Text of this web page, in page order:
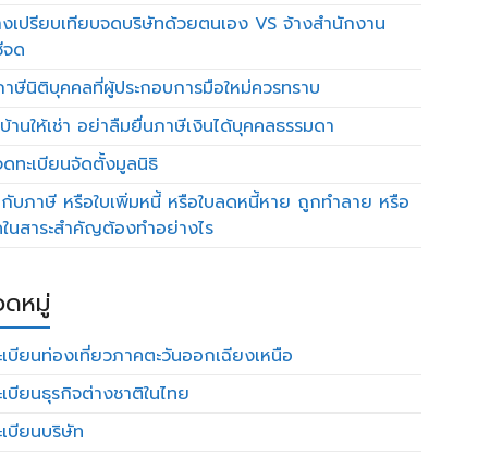
งเปรียบเทียบจดบริษัทด้วยตนเอง VS จ้างสำนักงาน
ด
าษีนิติบุคคลที่ผู้ประกอบการมือใหม่ควรทราบ
านให้เช่า อย่าลืมยื่นภาษีเงินได้บุคคลธรรมดา
ดทะเบียนจัดตั้งมูลนิธิ
กับภาษี หรือใบเพิ่มหนี้ หรือใบลดหนี้หาย ถูกทำลาย หรือ
นสาระสำคัญต้องทำอย่างไร
ดหมู่
บียนท่องเที่ยวภาคตะวันออกเฉียงเหนือ
บียนธุรกิจต่างชาติในไทย
บียนบริษัท